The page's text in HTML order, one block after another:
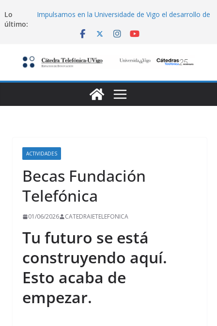
al
Lo
último:
Impulsamos en la Universidade de Vigo el desarrollo de
Becas Fundación Telefónica
Ciberseguridad (Telefonica)
ACTIVIDADES
Becas Fundación
Telefónica
01/06/2026 CATEDRAIETELEFONICA
Tu futuro se está
construyendo aquí.
Esto acaba de
empezar.